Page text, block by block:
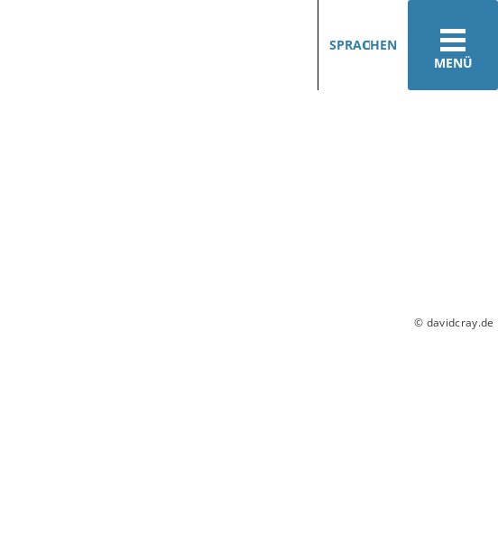
MENÜ
SPRACHEN
© davidcray.de